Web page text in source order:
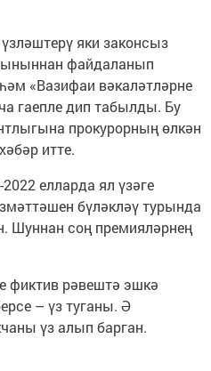
яки законсыз
файдаланып
«Вазифаи вәкаләтләрне
гаепле дип табылды. Бу
прокурорның өлкән
хәбәр итте.
елларда ял үзәге
бүләкләү турында
Шуннан соң премияләрнең
фиктив рәвештә эшкә
– үз туганы. Ә
үз алып барган.